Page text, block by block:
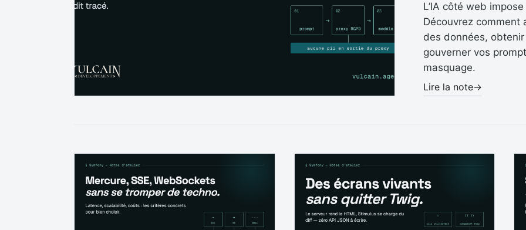
L’IA côté web
Découvrez comment
des données,
gouverner vos
masquage.
Lire la note→